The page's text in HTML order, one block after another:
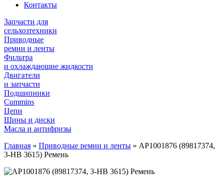
Контакты
Запчасти для
сельхозтехники
Приводные
ремни и ленты
Фильтра
и охлаждающие жидкости
Двигатели
и запчасти
Подшипники
Cummins
Цепи
Шины и диски
Масла и антифризы
Главная » Приводные ремни и ленты » AP1001876 (89817374,
3-HB 3615) Ремень